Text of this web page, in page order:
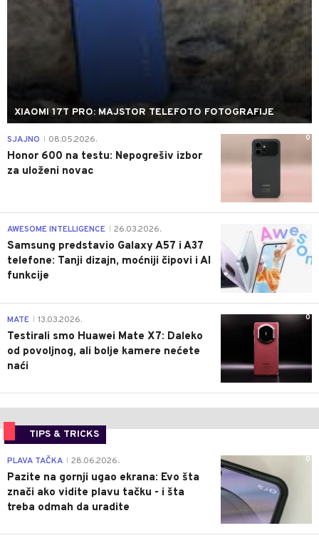
XIAOMI 17T PRO: MAJSTOR TELEFOTO FOTOGRAFIJE
0
SJAJNO 08.05.2026.
Honor 600 na testu: Nepogrešiv izbor
za uloženi novac
AWESOME INTELLIGENCE 26.03.2026.
Samsung predstavio Galaxy A57 i A37
telefone: Tanji dizajn, moćniji čipovi i AI
funkcije
0
MATE 13.03.2026.
Testirali smo Huawei Mate X7: Daleko
od povoljnog, ali bolje kamere nećete
naći
TIPS & TRICKS
0
PLAVA TAČKA 28.06.2026.
Pazite na gornji ugao ekrana: Evo šta
znači ako vidite plavu tačku - i šta
treba odmah da uradite